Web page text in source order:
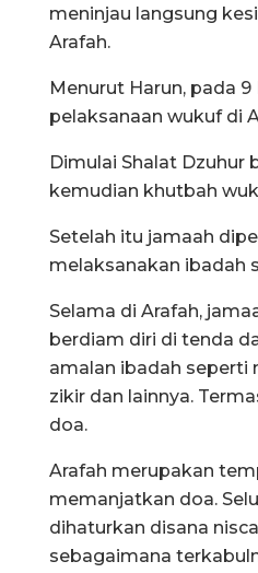
meninjau langsung
Arafah.
Menurut Harun, pada
pelaksanaan wukuf di
Dimulai Shalat Dzuhur
kemudian khutbah
Setelah itu jamaah
melaksanakan ibadah
Selama di Arafah,
berdiam diri di tenda
amalan ibadah seperti
zikir dan lainnya.
doa.
Arafah merupakan
memanjatkan doa.
dihaturkan disana
sebagaimana